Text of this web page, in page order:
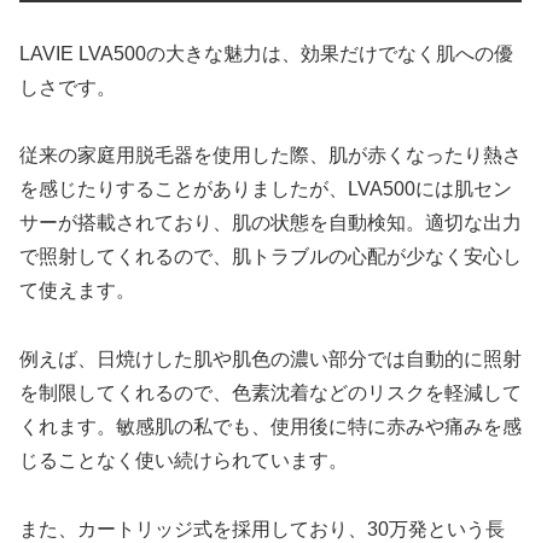
LAVIE LVA500の大きな魅力は、効果だけでなく肌への優
しさです。
従来の家庭用脱毛器を使用した際、肌が赤くなったり熱さ
を感じたりすることがありましたが、LVA500には肌セン
サーが搭載されており、肌の状態を自動検知。適切な出力
で照射してくれるので、肌トラブルの心配が少なく安心し
て使えます。
例えば、日焼けした肌や肌色の濃い部分では自動的に照射
を制限してくれるので、色素沈着などのリスクを軽減して
くれます。敏感肌の私でも、使用後に特に赤みや痛みを感
じることなく使い続けられています。
また、カートリッジ式を採用しており、30万発という長